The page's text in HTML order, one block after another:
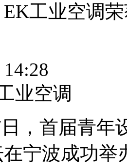
工业空调
业空调
，首届青年
宁波成功